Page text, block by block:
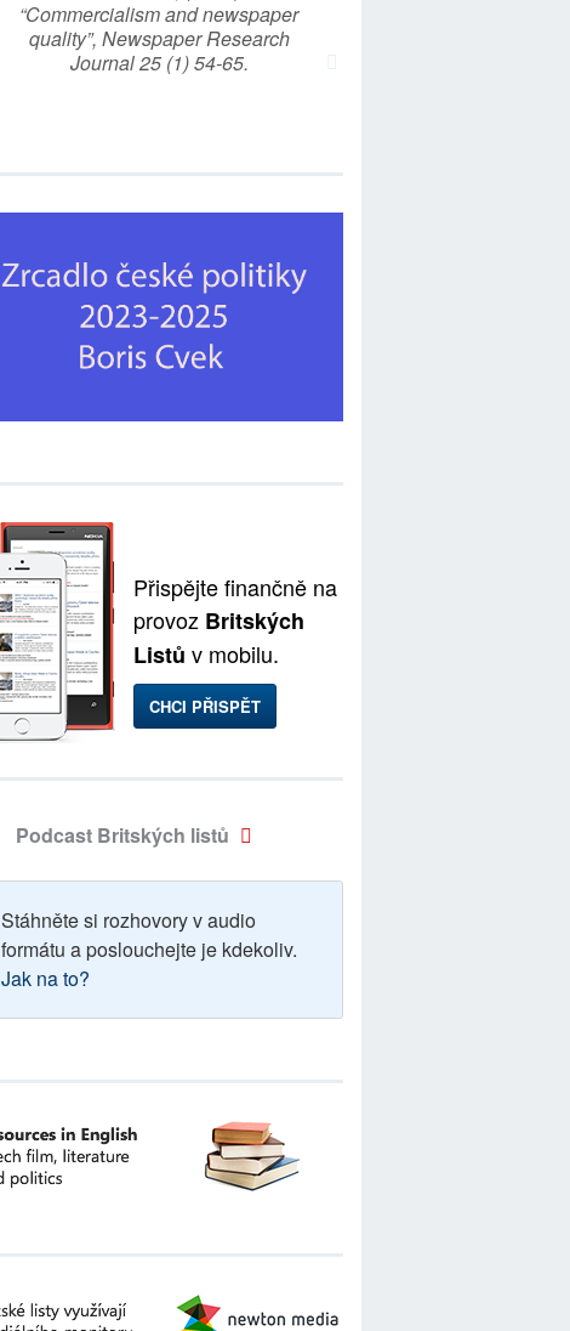
“Commercialism and newspaper
quality”, Newspaper Research
Journal 25 (1) 54-65.
Přispějte finančně na
provoz Britských
Listů v mobilu.
CHCI PŘISPĚT
Podcast Britských listů
Stáhněte si rozhovory v audio
formátu a poslouchejte je kdekoliv.
Jak na to?